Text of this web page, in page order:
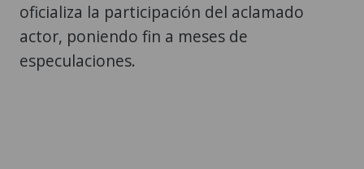
oficializa la participación del aclamado
actor, poniendo fin a meses de
especulaciones.